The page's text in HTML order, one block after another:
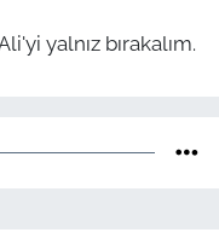
yalnız bırakalım.